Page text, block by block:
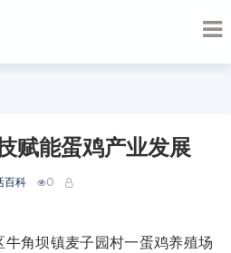
赋能蛋鸡产业发展
百科 0
牛角坝镇麦子园村一蛋鸡养殖场